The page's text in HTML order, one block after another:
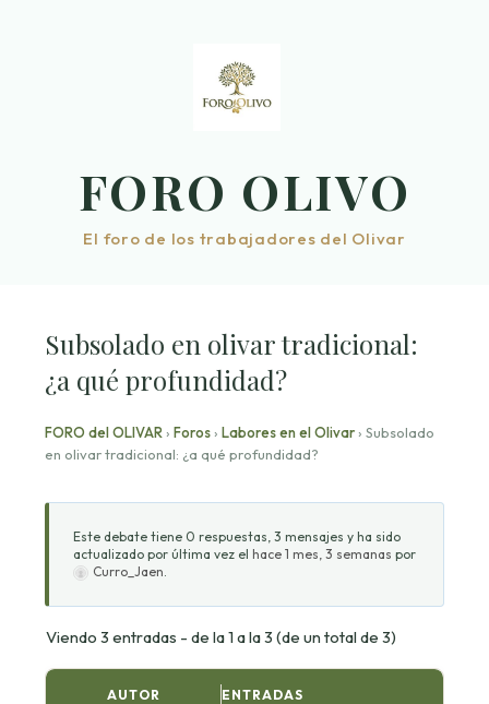
FORO OLIVO
El foro de los trabajadores del Olivar
Subsolado en olivar tradicional:
¿a qué profundidad?
FORO del OLIVAR › Foros › Labores en el Olivar › Subsolado
en olivar tradicional: ¿a qué profundidad?
Este debate tiene 0 respuestas, 3 mensajes y ha sido
actualizado por última vez el hace 1 mes, 3 semanas por
Curro_Jaen
Viendo 3 entradas - de la 1 a la 3 (de un total de 3)
AUTOR ENTRADAS